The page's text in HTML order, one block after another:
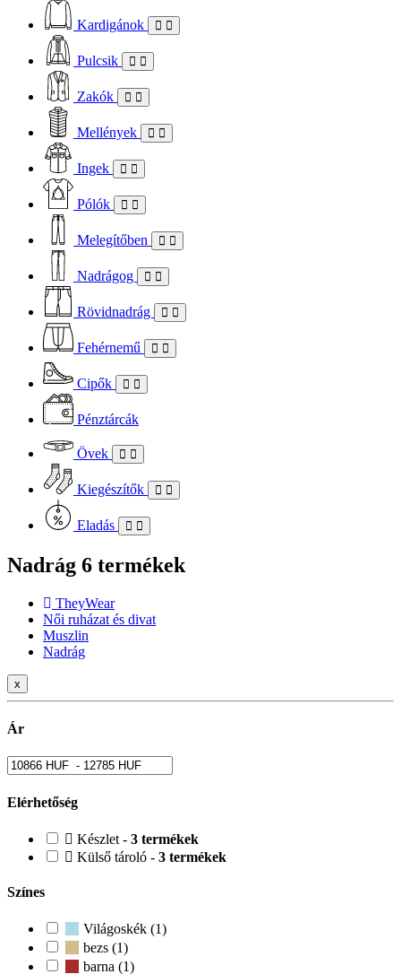
Kardigánok
Pulcsik
Zakók
Mellények
Ingek
Pólók
Melegítőben
Nadrágog
Rövidnadrág
Fehérnemű
Cipők
Pénztárcák
Övek
Kiegészítők
Eladás
Nadrág 6 termékek
TheyWear
Női ruházat és divat
Muszlin
Nadrág
x
Ár
Elérhetőség
Készlet - 3 termékek
Külső tároló - 3 termékek
Színes
Világoskék (1)
bezs (1)
barna (1)